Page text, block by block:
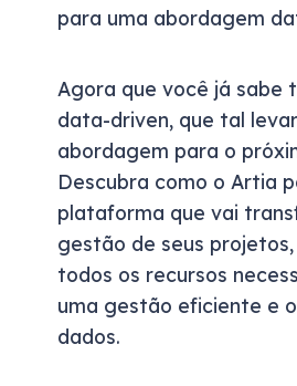
para uma abordagem
Agora que você já sabe
data-driven, que tal
abordagem para o
Descubra como o Artia
plataforma que vai
gestão de seus
todos os recursos
uma gestão eficiente e
dados.